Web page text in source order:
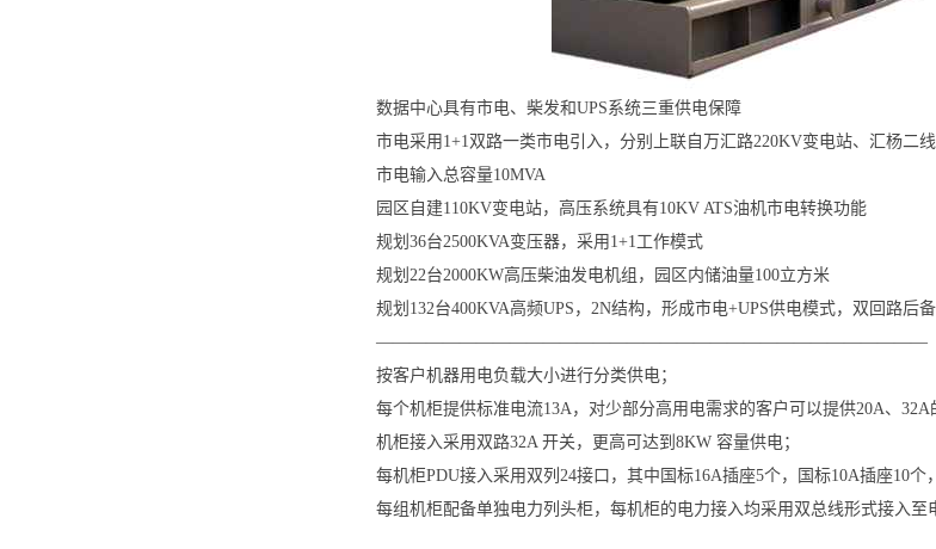
数据中心具有市电、柴发和UPS系统三重供电保障
市电采用1+1双路一类市电引入，分别上联自万汇路220KV变电站、汇杨二
市电输入总容量10MVA
园区自建110KV变电站，高压系统具有10KV ATS油机市电转换功能
规划36台2500KVA变压器，采用1+1工作模式
规划22台2000KW高压柴油发电机组，园区内储油量100立方米
规划132台400KVA高频UPS，2N结构，形成市电+UPS供电模式，双回路后
—————————————————————————————————
按客户机器用电负载大小进行分类供电；
每个机柜提供标准电流13A，对少部分高用电需求的客户可以提供20A、32A
机柜接入采用双路32A 开关，更高可达到8KW 容量供电；
每机柜PDU接入采用双列24接口，其中国标16A插座5个，国标10A插座10
每组机柜配备单独电力列头柜，每机柜的电力接入均采用双总线形式接入至